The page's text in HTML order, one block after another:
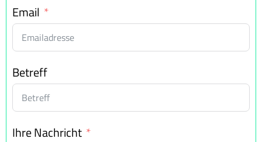
Email
Betreff
Ihre Nachricht